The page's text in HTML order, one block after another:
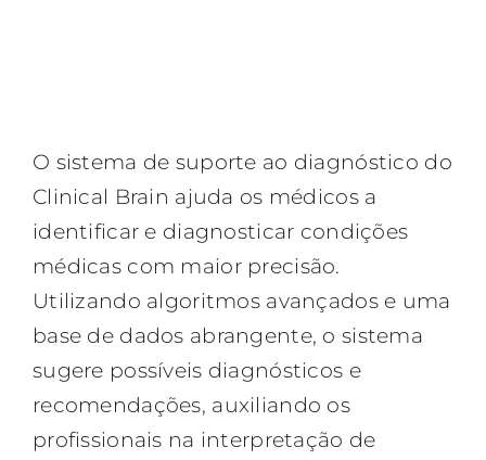
O sistema de suporte ao diagnóstico do
Clinical Brain ajuda os médicos a
identificar e diagnosticar condições
médicas com maior precisão.
Utilizando algoritmos avançados e uma
base de dados abrangente, o sistema
sugere possíveis diagnósticos e
recomendações, auxiliando os
profissionais na interpretação de